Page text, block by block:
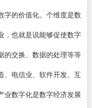
字的价值化。个维度是数
，也就是说能够促使数字
的交换、数据的处理等等
、电信业、软件开发、互
业数字化是数字经济发展